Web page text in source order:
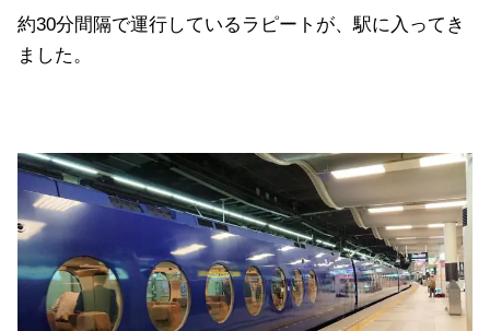
約30分間隔で運行しているラピートが、駅に入ってき
ました。